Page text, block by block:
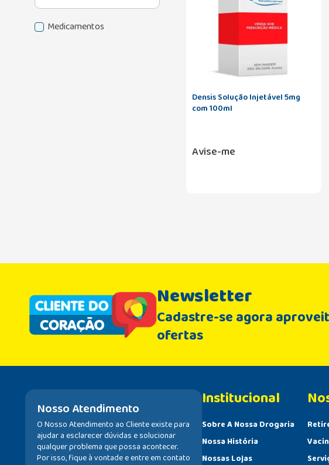
Medicamentos
Densis Solução Injetável 5mg
com 100ml
Avise-me
Newsletter
Cadastre-se agora
ofertas
Nosso Atendimento
O Nosso Atendimento ao Cliente existe para
ajudar a esclarecer dúvidas e solucionar
qualquer problema que possa acontecer.
Por isso, fique à vontade e entre em contato
Institucional
Sobre A Nossa Drogaria
Nossa História
Nossas Lojas